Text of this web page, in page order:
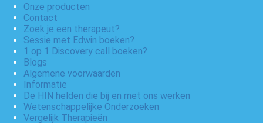
Onze producten
Contact
Zoek je een therapeut?
Sessie met Edwin boeken?
1 op 1 Discovery call boeken?
Blogs
Algemene voorwaarden
Informatie
De HIN helden die bij en met ons werken
Wetenschappelijke Onderzoeken
Vergelijk Therapieën